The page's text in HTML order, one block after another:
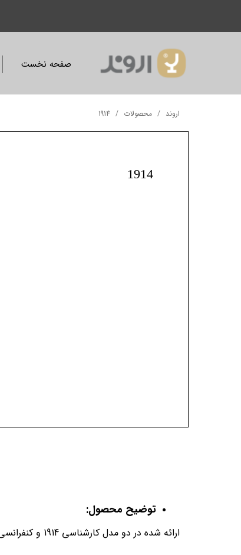
صفحه نخست
اروند محصولات 1914
1914
توضیح محصول:
ارائه شده در دو مدل کارشناسی 1914 و کنفرانسی با پایه ثابت 1910